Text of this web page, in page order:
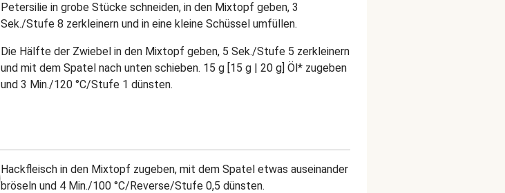
Petersilie in grobe Stücke schneiden, in den Mixtopf geben, 3
Sek./Stufe 8 zerkleinern und in eine kleine Schüssel umfüllen.
Die Hälfte der Zwiebel in den Mixtopf geben, 5 Sek./Stufe 5 zerkleinern
und mit dem Spatel nach unten schieben. 15 g [15 g | 20 g] Öl* zugeben
und 3 Min./120 °C/Stufe 1 dünsten.
Hackfleisch in den Mixtopf zugeben, mit dem Spatel etwas auseinander
bröseln und 4 Min./100 °C/Reverse/Stufe 0,5 dünsten.